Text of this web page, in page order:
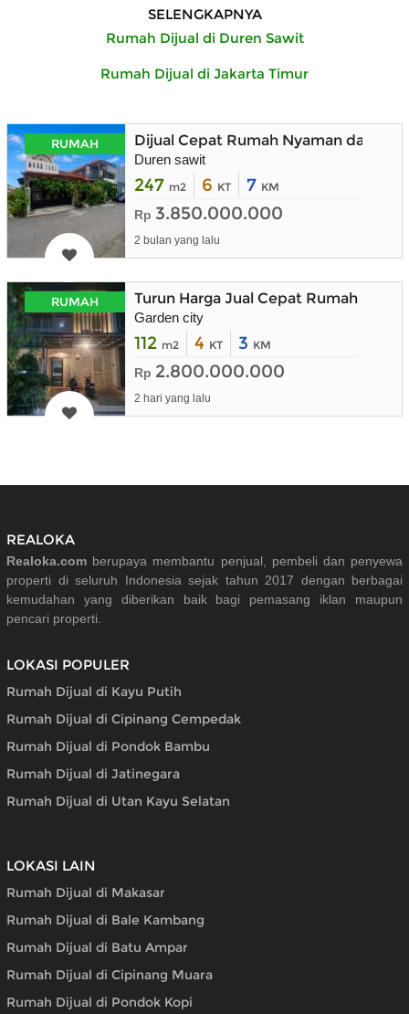
SELENGKAPNYA
Rumah Dijual di Duren Sawit
Rumah Dijual di Jakarta Timur
RUMAH Dijual Cepat Rumah Nyaman dalam
Duren sawit
247 m2 6 KT 7 KM
Rp 3.850.000.000
2 bulan yang lalu
RUMAH Turun Harga Jual Cepat Rumah
Garden city
112 m2 4 KT 3 KM
Rp 2.800.000.000
2 hari yang lalu
REALOKA
Realoka.com berupaya membantu penjual, pembeli dan penyewa
properti di seluruh Indonesia sejak tahun 2017 dengan berbagai
kemudahan yang diberikan baik bagi pemasang iklan maupun
pencari properti.
LOKASI POPULER
Rumah Dijual di Kayu Putih
Rumah Dijual di Cipinang Cempedak
Rumah Dijual di Pondok Bambu
Rumah Dijual di Jatinegara
Rumah Dijual di Utan Kayu Selatan
LOKASI LAIN
Rumah Dijual di Makasar
Rumah Dijual di Bale Kambang
Rumah Dijual di Batu Ampar
Rumah Dijual di Cipinang Muara
Rumah Dijual di Pondok Kopi